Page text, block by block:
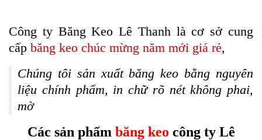
Công ty Băng Keo Lê Thanh là cơ sở cung
cấp băng keo chúc mừng năm mới giá rẻ,
Chúng tôi sản xuất băng keo bằng nguyên
liệu chính phẩm, in chữ rõ nét không phai,
mờ
Các sản phẩm băng keo công ty Lê